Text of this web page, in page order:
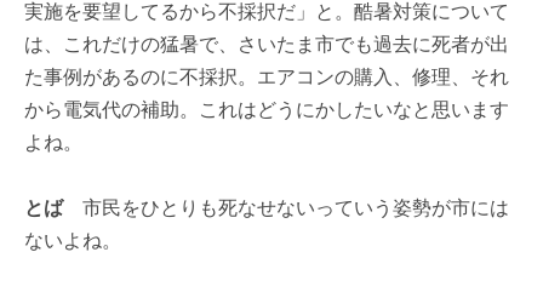
実施を要望してるから不採択だ」と。酷暑対策について
は、これだけの猛暑で、さいたま市でも過去に死者が出
た事例があるのに不採択。エアコンの購入、修理、それ
から電気代の補助。これはどうにかしたいなと思います
よね。
とば市民をひとりも死なせないっていう姿勢が市には
ないよね。